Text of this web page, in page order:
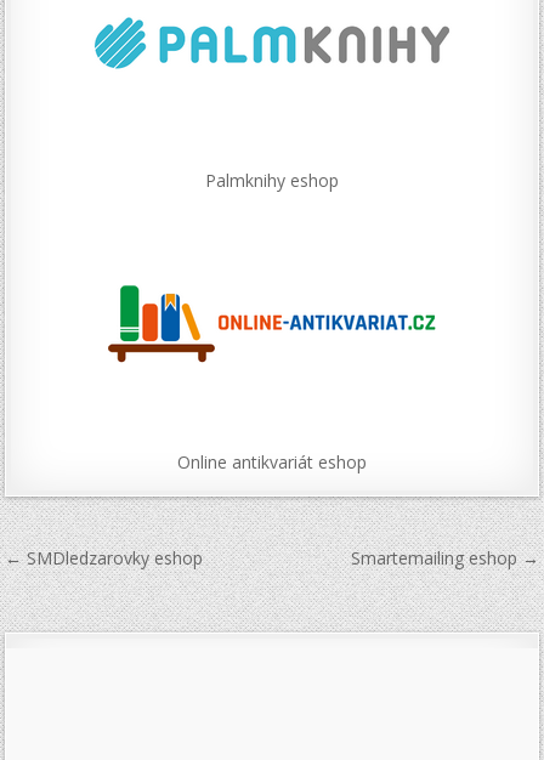
Palmknihy eshop
Online antikvariát eshop
Navigace
pro
příspěvek
← SMDledzarovky eshop Smartemailing eshop →